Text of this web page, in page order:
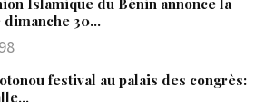
dimanche 30…
festival au palais des congrès: